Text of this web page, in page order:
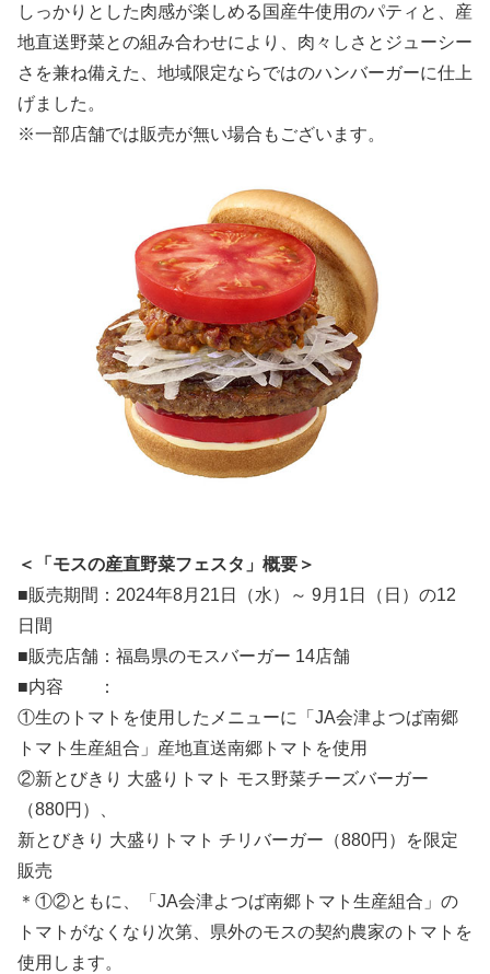
しっかりとした肉感が楽しめる国産牛使用のパティと、産
地直送野菜との組み合わせにより、肉々しさとジューシー
さを兼ね備えた、地域限定ならではのハンバーガーに仕上
げました。
※一部店舗では販売が無い場合もございます。
＜「モスの産直野菜フェスタ」概要＞
■販売期間：2024年8月21日（水）～ 9月1日（日）の12
日間
■販売店舗：福島県のモスバーガー 14店舗
■内容 ：
①生のトマトを使用したメニューに「JA会津よつば南郷
トマト生産組合」産地直送南郷トマトを使用
②新とびきり 大盛りトマト モス野菜チーズバーガー
（880円）、
新とびきり 大盛りトマト チリバーガー（880円）を限定
販売
＊①②ともに、「JA会津よつば南郷トマト生産組合」の
トマトがなくなり次第、県外のモスの契約 農家のトマトを
使用します。